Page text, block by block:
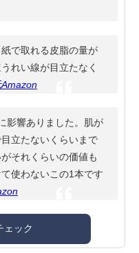
で取れる皮脂の量が
れい線が目立たなく
Amazon
影響ありました。肌が
立たないくらいまで
それくらいの価値も
使わないこの1本です
ェック